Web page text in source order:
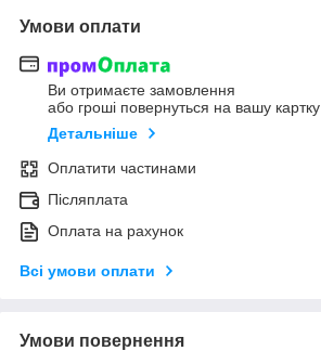
Умови оплати
Ви отримаєте замовлення
або гроші повернуться на вашу картку
Детальніше
Оплатити частинами
Післяплата
Оплата на рахунок
Всі умови оплати
Умови повернення